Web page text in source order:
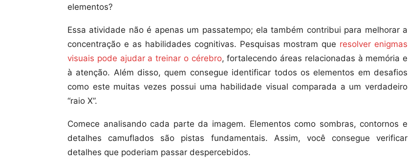
elementos?
Essa atividade não é apenas um passatempo; ela também contribui para melhorar a
concentração e as habilidades cognitivas. Pesquisas mostram que resolver enigmas
visuais pode ajudar a treinar o cérebro, fortalecendo áreas relacionadas à memória e
à atenção. Além disso, quem consegue identificar todos os elementos em desafios
como este muitas vezes possui uma habilidade visual comparada a um verdadeiro
“raio X”.
Comece analisando cada parte da imagem. Elementos como sombras, contornos e
detalhes camuflados são pistas fundamentais. Assim, você consegue verificar
detalhes que poderiam passar despercebidos.